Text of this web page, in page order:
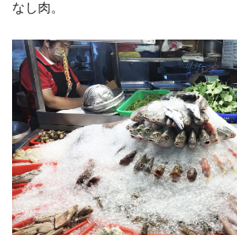
なし肉。